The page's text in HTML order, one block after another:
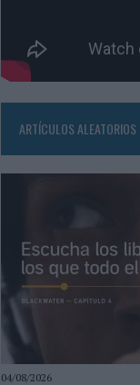
ARTÍCULOS ALEATORIOS
04/08/2026